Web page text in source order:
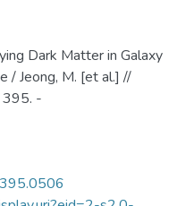
Dark Matter in Galaxy
/ Jeong, M. [et al.] //
395. -